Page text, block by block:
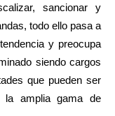
sancionar y
todo ello pasa a
y preocupa
siendo cargos
que pueden ser
la amplia gama de